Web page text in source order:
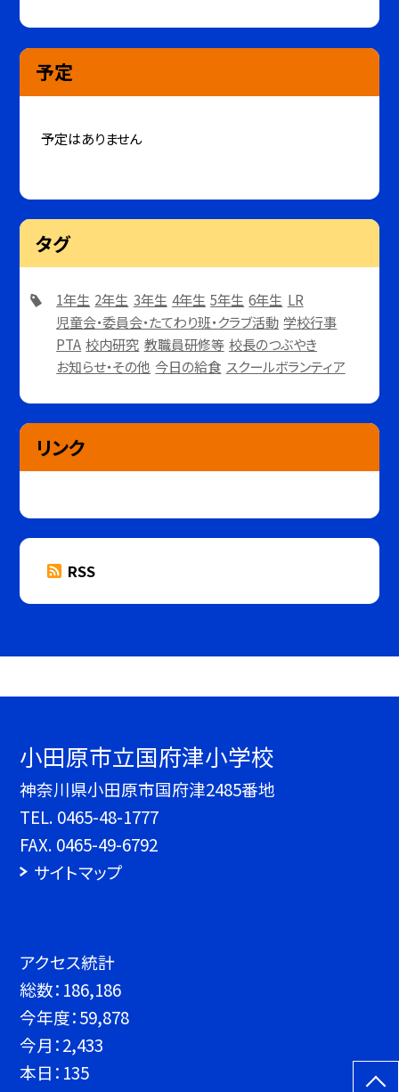
予定
予定はありません
タグ
1年生 2年生 3年生 4年生 5年生 6年生 LR
児童会・委員会・たてわり班・クラブ活動 学校行事
PTA 校内研究 教職員研修等 校長のつぶやき
お知らせ・その他 今日の給食 スクールボランティア
リンク
RSS
小田原市立国府津小学校
神奈川県小田原市国府津2485番地
TEL. 0465-48-1777
FAX. 0465-49-6792
サイトマップ
アクセス統計
総数： 186,186
今年度：59,878
今月：2,433
本日： 135